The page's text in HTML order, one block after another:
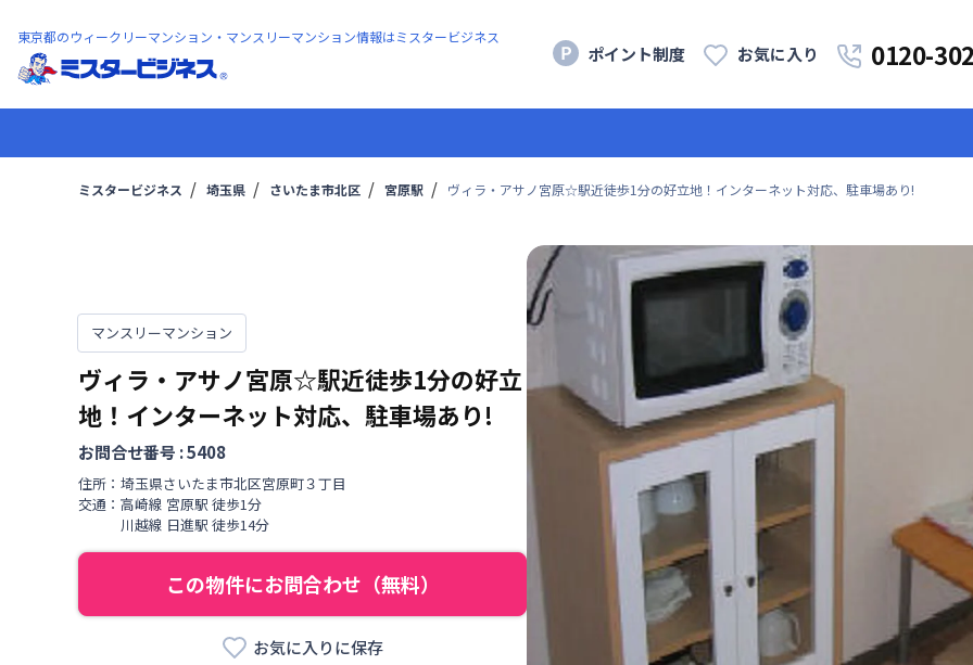
東京都のウィークリーマンション・マンスリーマンション情報はミスタービジネス
ポイント制度 お気に入り 0120-
ミスタービジネス 埼玉県 さいたま市北区 宮原駅 ヴィラ・アサノ宮原☆駅近徒歩1分の好立地！インターネット対応、駐車場あり!
マンスリーマンション
ヴィラ・アサノ宮原☆駅近徒歩1分の好立
地！インターネット対応、駐車場あり!
お問合せ番号 :5408
住所： 埼玉県さいたま市北区宮原町３丁目
交通： 高崎線 宮原駅 徒歩1分
川越線 日進駅 徒歩14分
この物件にお問合わせ（無料）
お気に入りに保存